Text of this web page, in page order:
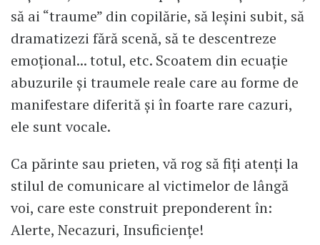
să ai “traume” din copilărie, să leșini subit, să
dramatizezi fără scenă, să te descentreze
emoțional... totul, etc. Scoatem din ecuație
abuzurile și traumele reale care au forme de
manifestare diferită și în foarte rare cazuri,
ele sunt vocale.
Ca părinte sau prieten, vă rog să fiți atenți la
stilul de comunicare al victimelor de lângă
voi, care este construit preponderent în:
Alerte, Necazuri, Insuficiențe!